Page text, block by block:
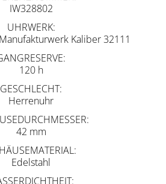
IW328802
UHRWERK
Kaliber 32111
120 h
GESCHLECHT
Herrenuhr
42 mm
Edelstahl